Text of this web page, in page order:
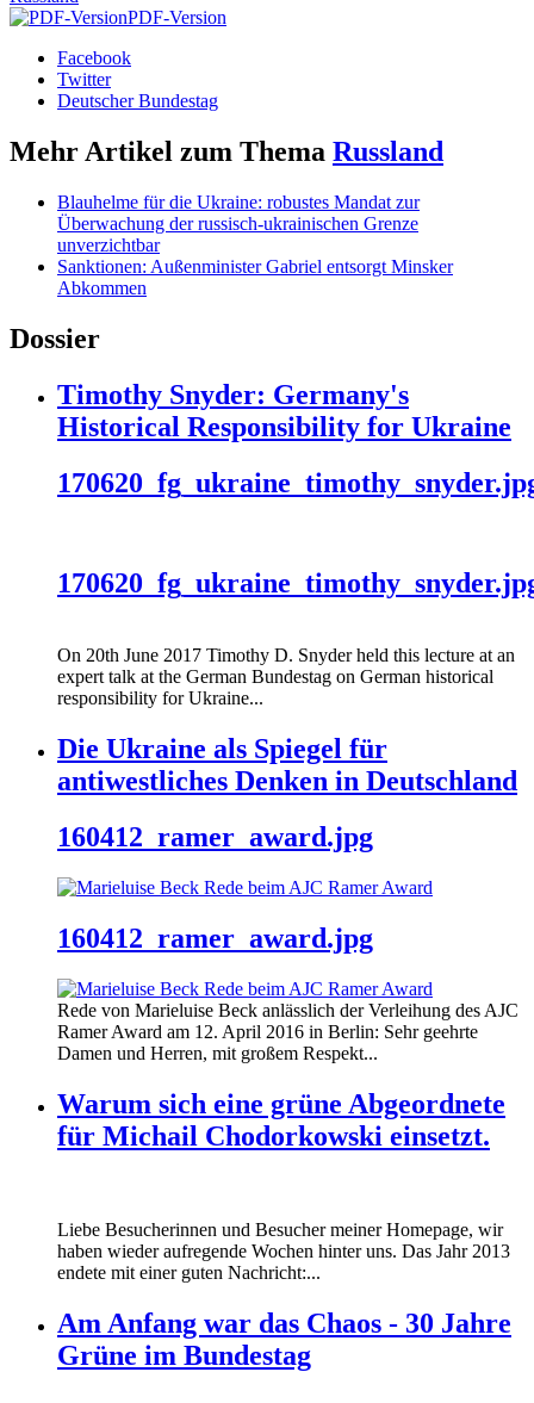
PDF-Version
Facebook
Twitter
Deutscher Bundestag
Mehr Artikel zum Thema Russland
Blauhelme für die Ukraine: robustes Mandat zur
Überwachung der russisch-ukrainischen Grenze
unverzichtbar
Sanktionen: Außenminister Gabriel entsorgt Minsker
Abkommen
Dossier
Timothy Snyder: Germany's
Historical Responsibility for Ukraine
On 20th June 2017 Timothy D. Snyder held this lecture at an
expert talk at the German Bundestag on German historical
responsibility for Ukraine...
Die Ukraine als Spiegel für
antiwestliches Denken in Deutschland
160412_ramer_award.jpg
160412_ramer_award.jpg
Rede von Marieluise Beck anlässlich der Verleihung des AJC
Ramer Award am 12. April 2016 in Berlin: Sehr geehrte
Damen und Herren, mit großem Respekt...
Warum sich eine grüne Abgeordnete
für Michail Chodorkowski einsetzt.
Liebe Besucherinnen und Besucher meiner Homepage, wir
haben wieder aufregende Wochen hinter uns. Das Jahr 2013
endete mit einer guten Nachricht:...
Am Anfang war das Chaos - 30 Jahre
Grüne im Bundestag